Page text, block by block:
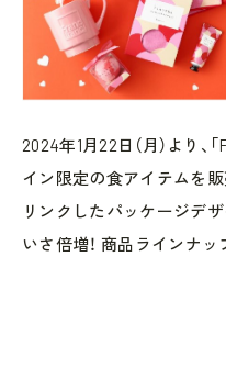
2024年1月22日（月）より
イン限定の食アイテムを
リンクしたパッケージデ
いさ倍増！ 商品ラインナッ